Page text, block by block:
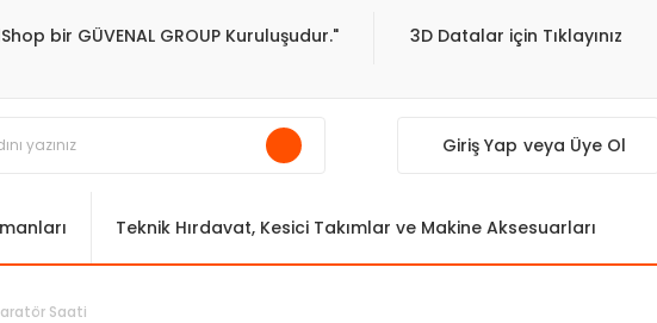
bir GÜVENAL GROUP Kuruluşudur."
3D Datalar için Tıklayınız
Giriş Yap veya Üye Ol
Teknik Hırdavat, Kesici Takımlar ve Makine Aksesuarları
Saati